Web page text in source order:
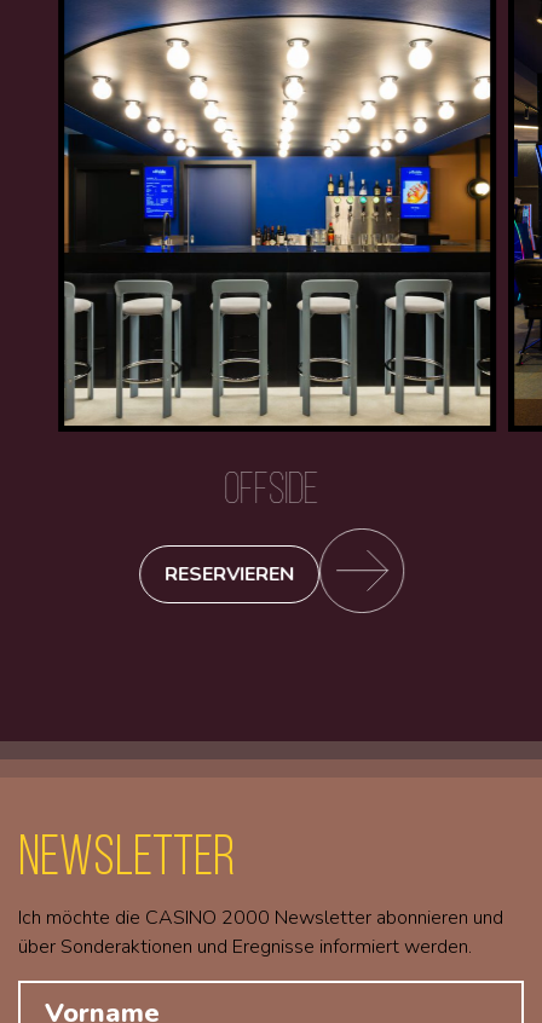
OFFSIDE
RESERVIEREN
Newsletter
Ich möchte die CASINO 2000 Newsletter abonnieren und
über Sonderaktionen und Eregnisse informiert werden.